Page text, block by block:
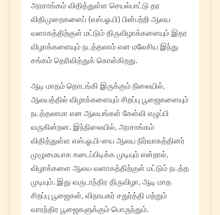
அரசாங்கம் விதித்துள்ள செயல்பாட்டு தர
விதிமுறைகளைப் (எஸ்.ஓ.பி) பின்பற்றி ஆலய
வளாகத்திற்குள் மட்டும் திருவிழாக்களையும் இதர
விழாக்களையும் நடத்தலாம் என மலேசிய இந்து
சங்கம் தெரிவித்துக் கொள்கிறது.
ஆடி மாதம் தொடங்கி இருக்கும் நிலையில்,
ஆலயத்தில் விழாக்களையும் சிறப்பு பூஜைகளையும்
நடத்தலாமா என ஆலயங்கள் கேள்வி எழுப்பி
வருகின்றன. இந்நிலையில், அரசாங்கம்
விதித்துள்ள எஸ்.ஓ.பி-யை ஆலய நிர்வாகத்தினர்
முழுமையாக கடைப்பிடிக்க முடியும் என்றால்,
விழாக்களை ஆலய வளாகத்திற்குள் மட்டும் நடத்த
முடியும். இது வருடாந்திர திருவிழா, ஆடி மாத
சிறப்பு பூஜைகள், விநாயகர் சதுர்த்தி மற்றும்
வாரந்திர பூஜைகளுக்கும் பொருந்தும்.